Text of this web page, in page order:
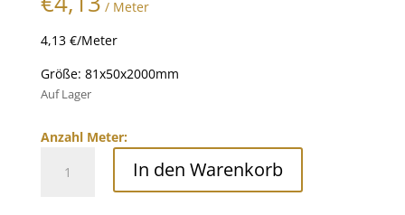
/ Meter
4,13 €/Meter
Größe: 81x50x2000mm
Auf Lager
Anzahl Meter:
In den Warenkorb